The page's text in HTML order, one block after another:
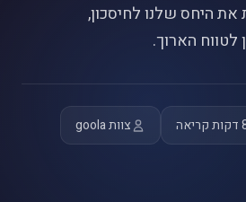
את היחס שלנו לחיסכון,
לטווח הארוך.
צוות goola